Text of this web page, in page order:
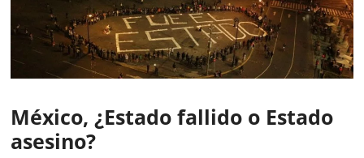
México, ¿Estado fallido o Estado
asesino?